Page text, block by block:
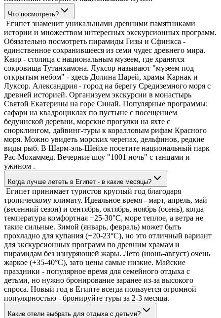
Что посмотреть?
Египет знаменит уникальными древними памятниками
истории и множеством интересных экскурсионных программ.
Обязательно посмотреть пирамиды Гизы и Сфинкса -
единственное сохранившееся из семи чудес древнего мира.
Каир - столица с национальным музеем, где хранятся
сокровища Тутанхамона. Луксор называют "музеем под
открытым небом" - здесь Долина Царей, храмы Карнак и
Луксор. Александрия - город на берегу Средиземного моря с
древней историей. Организуем экскурсии в монастырь
Святой Екатерины на горе Синай. Популярные программы:
сафари на квадроциклах по пустыне с посещением
бедуинской деревни, морские прогулки на яхте с
снорклингом, дайвинг-туры к коралловым рифам Красного
моря. Можно увидеть морских черепах, дельфинов, редкие
виды рыб. В Шарм-эль-Шейхе посетите национальный парк
Рас-Мохаммед. Вечерние шоу "1001 ночь" с танцами и
ужином .
Когда лучше лететь в Египет - в какие месяцы?
Египет принимает туристов круглый год благодаря
тропическому климату. Идеальное время - март, апрель, май
(весенний сезон) и сентябрь, октябрь, ноябрь (осень), когда
температура комфортная +25-30°C, море теплое, а ветра не
такие сильные. Зимой (январь, февраль) может быть
прохладно для купания (+20-23°C), но это отличный вариант
для экскурсионных программ по древним храмам и
пирамидам без изнуряющей жары. Лето (июнь-август) очень
жаркое (+35-40°C), зато цены самые низкие. Майские
праздники - популярное время для семейного отдыха с
детьми, но нужно бронирование заранее из-за высокого
спроса. Новый год в Египте всегда пользуется огромной
популярностью - бронируйте туры за 2-3 месяца.
Какие отели выбрать для отдыха с детьми?